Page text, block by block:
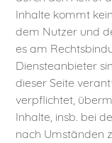
Inhalte kommt
dem Nutzer und
es am
Diensteanbieter
dieser Seite
verpflichtet,
Inhalte, insb. bei
nach Umständen